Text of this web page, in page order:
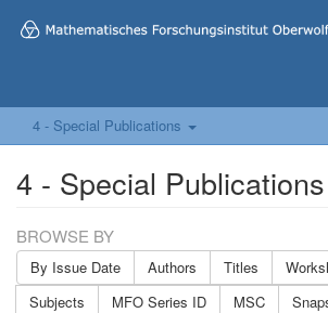
4 - Special Publications
4 - Special Publications
BROWSE BY
By Issue Date Authors Titles
Subjects
MFO Series ID MSC